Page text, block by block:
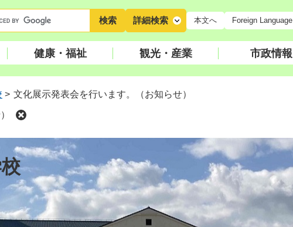
詳細検索 本文へ Foreign Language
健康・福祉 観光・産業 市政情報
> 文化展示発表会を行います。（お知らせ）